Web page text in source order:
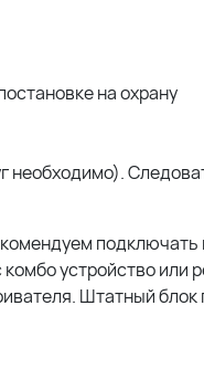
на охрану
необходимо).
подключать
устройство или
Штатный блок